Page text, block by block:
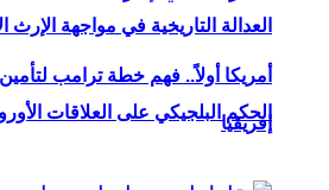
العدالة التاريخية في مواجهة
الحكم البلجيكي على العلاقات
أمريكا أولاً.. فهم خطة ترامب
إفريقيا